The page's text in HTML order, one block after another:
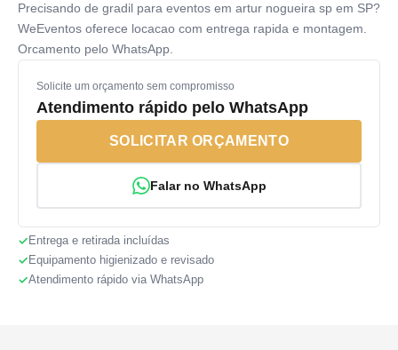
Precisando de gradil para eventos em artur nogueira sp em SP?
WeEventos oferece locacao com entrega rapida e montagem.
Orcamento pelo WhatsApp.
Solicite um orçamento sem compromisso
Atendimento rápido pelo WhatsApp
SOLICITAR ORÇAMENTO
Falar no WhatsApp
Entrega e retirada incluídas
Equipamento higienizado e revisado
Atendimento rápido via WhatsApp